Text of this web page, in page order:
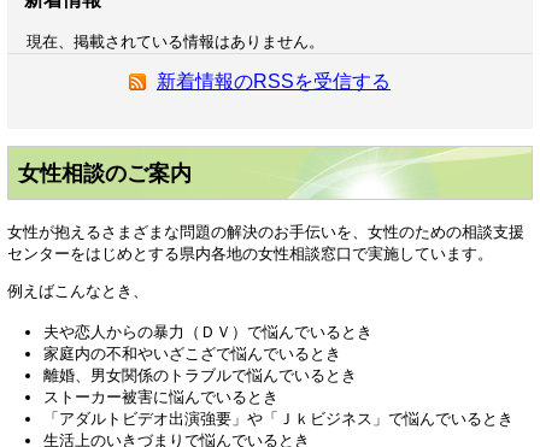
現在、掲載されている情報はありません。
新着情報のRSSを受信する
女性相談のご案内
女性が抱えるさまざまな問題の解決のお手伝いを、女性のための相談支援
センターをはじめとする県内各地の女性相談窓口で実施しています。
例えばこんなとき、
夫や恋人からの暴力（ＤＶ）で悩んでいるとき
家庭内の不和やいざこざで悩んでいるとき
離婚、男女関係のトラブルで悩んでいるとき
ストーカー被害に悩んでいるとき
「アダルトビデオ出演強要」や「Ｊｋビジネス」で悩んでいるとき
生活上のいきづまりで悩んでいるとき